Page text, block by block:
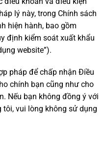
lý này, trong Chính sách
hiện hành, bao gồm
định kiểm soát xuất khẩu
website”).
pháp để chấp nhận Điều
chính bạn cũng như cho
Nếu bạn không đồng ý với
vui lòng không sử dụng